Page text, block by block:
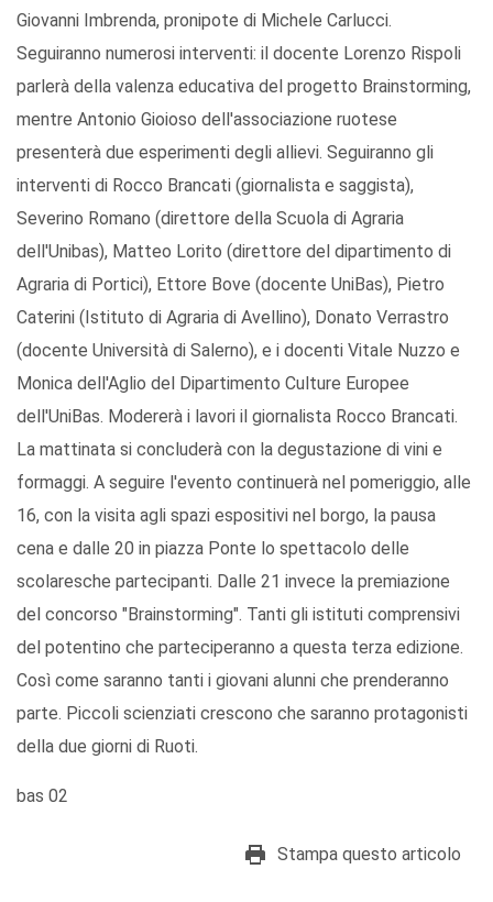
Giovanni Imbrenda, pronipote di Michele Carlucci.
Seguiranno numerosi interventi: il docente Lorenzo Rispoli
parlerà della valenza educativa del progetto Brainstorming,
mentre Antonio Gioioso dell'associazione ruotese
presenterà due esperimenti degli allievi. Seguiranno gli
interventi di Rocco Brancati (giornalista e saggista),
Severino Romano (direttore della Scuola di Agraria
dell'Unibas), Matteo Lorito (direttore del dipartimento di
Agraria di Portici), Ettore Bove (docente UniBas), Pietro
Caterini (Istituto di Agraria di Avellino), Donato Verrastro
(docente Università di Salerno), e i docenti Vitale Nuzzo e
Monica dell'Aglio del Dipartimento Culture Europee
dell'UniBas. Modererà i lavori il giornalista Rocco Brancati.
La mattinata si concluderà con la degustazione di vini e
formaggi. A seguire l'evento continuerà nel pomeriggio, alle
16, con la visita agli spazi espositivi nel borgo, la pausa
cena e dalle 20 in piazza Ponte lo spettacolo delle
scolaresche partecipanti. Dalle 21 invece la premiazione
del concorso "Brainstorming". Tanti gli istituti comprensivi
del potentino che parteciperanno a questa terza edizione.
Così come saranno tanti i giovani alunni che prenderanno
parte. Piccoli scienziati crescono che saranno protagonisti
della due giorni di Ruoti.
bas 02
Stampa questo articolo